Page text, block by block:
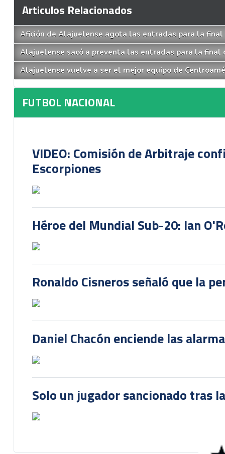
Articulos Relacionados
Afición de Alajuelense agota las entradas para la final
Alajuelense sacó a preventa las entradas para la final
Alajuelense vuelve a ser el mejor equipo de
FUTBOL NACIONAL
VIDEO: Comisión de Arbitraje
Escorpiones
Héroe del Mundial Sub-20: Ian
Ronaldo Cisneros señaló que la
Daniel Chacón enciende las
Solo un jugador sancionado tras